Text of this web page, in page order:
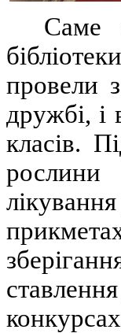
Саме
провели
дружбі, і
класів.